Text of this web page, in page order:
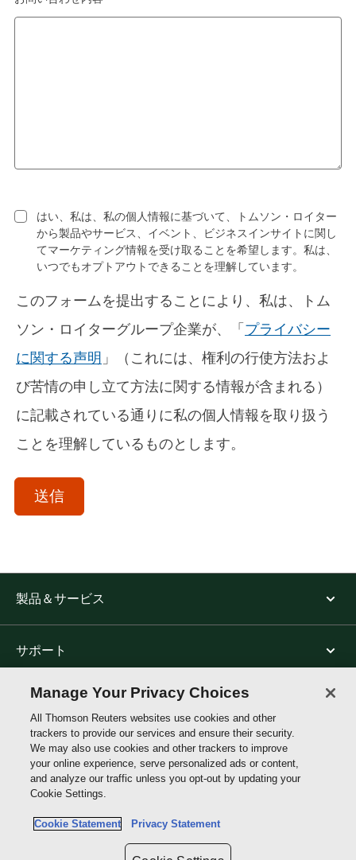
はい、私は、私の個人情報に基づいて、トムソン・ロイター
から製品やサービス、イベント、ビジネスインサイトに関し
てマーケティング情報を受け取ることを希望します。私は、
いつでもオプトアウトできることを理解しています。
このフォームを提出することにより、私は、トム
ソン・ロイターグループ企業が、「 プライバシー
に関する声明 」（これには、権利の行使方法およ
び苦情の申し立て方法に関する情報が含まれる）
に記載されている通りに私の個人情報を取り扱う
ことを理解しているものとします。
送信
製品＆サービス
サポート
トムソン・ロイターについて
公式SNS
Reuters
Manage Your Privacy Choices
All Thomson Reuters websites use cookies and other
trackers to provide our services and ensure their security.
We may also use cookies and other trackers to improve
your online experience, serve personalized ads or content,
and analyze our traffic unless you opt-out by updating your
Cookie Settings.
Cookie Statement Privacy Statement